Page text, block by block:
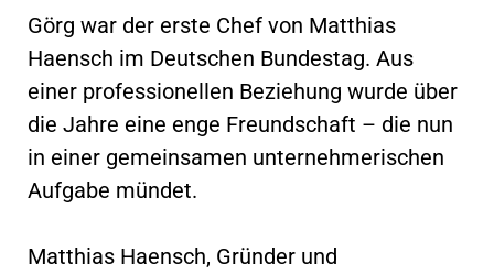
Görg war der erste Chef von Matthias
Haensch im Deutschen Bundestag. Aus
einer professionellen Beziehung wurde über
die Jahre eine enge Freundschaft – die nun
in einer gemeinsamen unternehmerischen
Aufgabe mündet.
Matthias Haensch, Gründer und